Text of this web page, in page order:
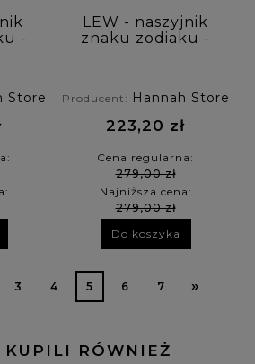
-
Store
LEW - naszyjnik
znaku zodiaku -
Producent: Hannah Store
223,20 zł
Cena regularna:
279,00 zł
Najniższa cena:
279,00 zł
Do koszyka
3 4 5 6 7 »
RÓWNIEŻ